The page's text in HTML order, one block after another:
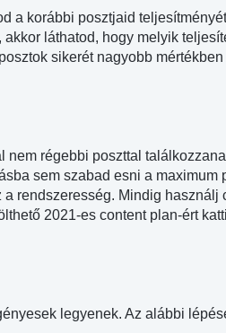
a korábbi posztjaid
láthatod, hogy melyik
sikerét nagyobb
régebbi poszttal
sem szabad esni a maximum
rendszeresség. Mindig használj
2021-es content plan-ért
legyenek. Az alábbi